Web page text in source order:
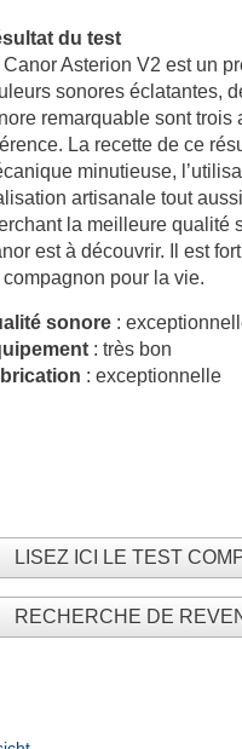
du test
Canor Asterion V2 est un
sonores éclatantes,
remarquable sont
La recette de ce
minutieuse,
artisanale tout
la meilleure qualité
est à découvrir. Il est
compagnon pour la vie.
sonore :
: très bon
: exceptionnelle
LISEZ ICI LE TEST
RECHERCHE DE